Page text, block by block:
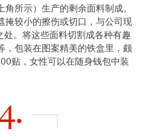
所示）生产的剩余面料制成。
掩较小的擦伤或切口，与公司现
处。将这些面料切割成各种有趣
，包装在图案精美的铁盒里，颇
贴，女性可以在随身钱包中装